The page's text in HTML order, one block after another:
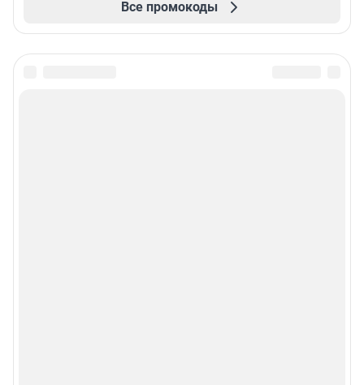
Все промокоды